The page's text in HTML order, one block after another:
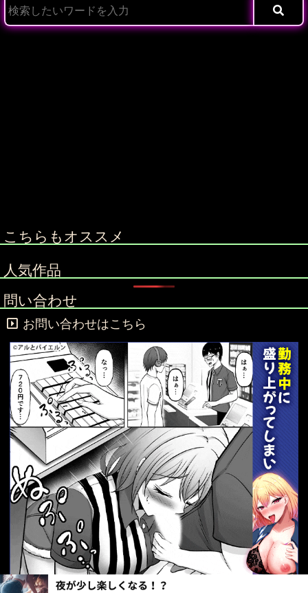
こちらもオススメ
人気作品
問い合わせ
お問い合わせはこちら